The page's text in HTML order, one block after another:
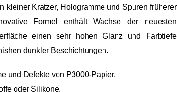
kleiner Kratzer, Hologramme und Spuren früherer
Formel enthält Wachse der neuesten
einen sehr hohen Glanz und Farbtiefe
dunkler Beschichtungen.
und Defekte von P3000-Papier.
oder Silikone.